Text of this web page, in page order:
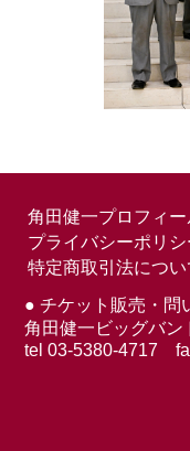
角田健一プロフィー
プライバシーポリシ
特定商取引法につ
● チケット販売・問
角田健一ビッグバン
tel 03-5380-4717